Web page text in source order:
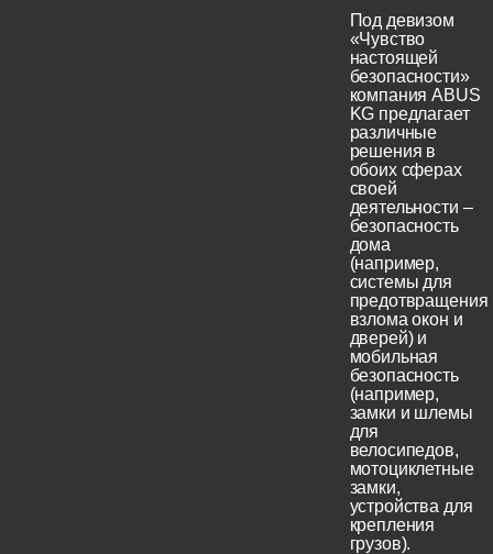
Под девизом
«Чувство
настоящей
безопасности»
компания ABUS
KG предлагает
различные
решения в
обоих сферах
своей
деятельности –
безопасность
дома
(например,
системы для
предотвращения
взлома окон и
дверей) и
мобильная
безопасность
(например,
замки и шлемы
для
велосипедов,
мотоциклетные
замки,
устройства для
крепления
грузов).